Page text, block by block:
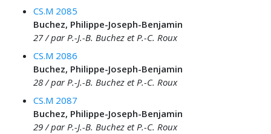
CS.M 2085
Buchez, Philippe-Joseph-Benjamin
27 / par P.-J.-B. Buchez et P.-C. Roux
CS.M 2086
Buchez, Philippe-Joseph-Benjamin
28 / par P.-J.-B. Buchez et P.-C. Roux
CS.M 2087
Buchez, Philippe-Joseph-Benjamin
29 / par P.-J.-B. Buchez et P.-C. Roux